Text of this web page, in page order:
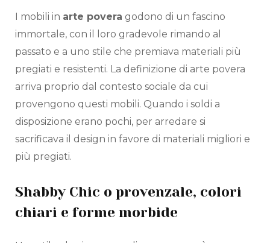
I mobili in arte povera godono di un fascino
immortale, con il loro gradevole rimando al
passato e a uno stile che premiava materiali più
pregiati e resistenti. La definizione di arte povera
arriva proprio dal contesto sociale da cui
provengono questi mobili. Quando i soldi a
disposizione erano pochi, per arredare si
sacrificava il design in favore di materiali migliori e
più pregiati.
Shabby Chic o provenzale, colori
chiari e forme morbide